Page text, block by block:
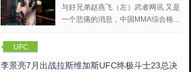
与好兄弟赵燕飞（左）武者网讯 又是
一个悲痛的消息，中国MMA综合格...
UFC
李景亮7月出战拉斯维加斯UFC终极斗士23总决